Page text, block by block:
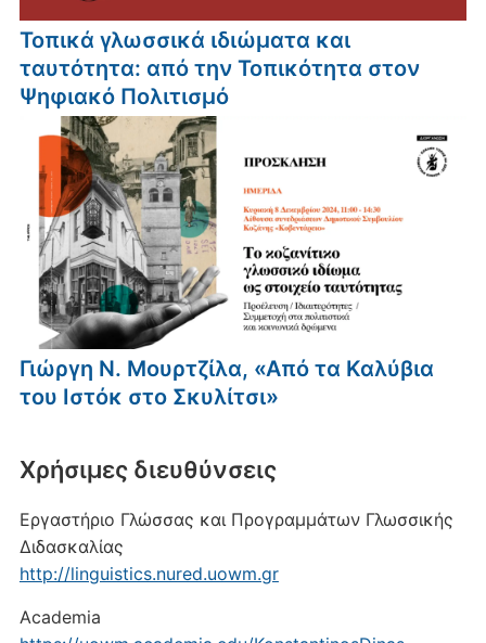
Τοπικά γλωσσικά ιδιώματα και
ταυτότητα: από την Τοπικότητα στον
Ψηφιακό Πολιτισμό
Γιώργη Ν. Μουρτζίλα, «Από τα Καλύβια
του Ιστόκ στο Σκυλίτσι»
Xρήσιμες διευθύνσεις
Εργαστήριο Γλώσσας και Προγραμμάτων Γλωσσικής
Διδασκαλίας
http://linguistics.nured.uowm.gr
Academia